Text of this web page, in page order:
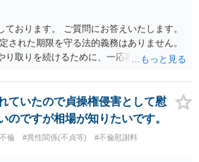
た場合に成功報酬が発生するのか、非免
るのかを確認されるとよいと思います。
おります。 ご質問にお答えいたします。
された期限を守る法的義務はありません。
り取りを続けるために、一応期限を守って
不安という場合には、「弁護士に相談して
ちください」という旨の連絡を入れておく
て 求償権の請求と婚約破棄の慰謝料請求
ありますが、事実上の繋がりがないわけで
婚者であるにもかかわらず、結婚するとい
なったというような場合には、求償権の
ていたので貞操権侵害として慰
のですが相場が知りたいです。
倫 #異性関係(不貞等) #不倫慰謝料